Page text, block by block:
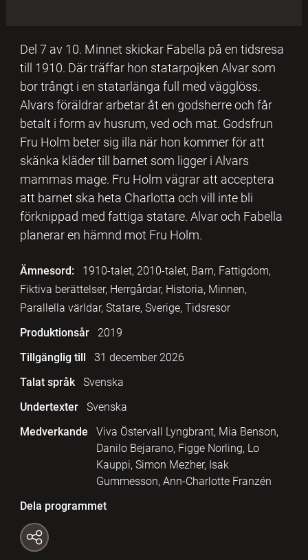
Del 7 av 10. Minnet skickar Fabella på en tidsresa
till 1910. Där träffar hon statarpojken Alvar som
bor trångt i en statarlänga full med vägglöss.
Alvars föräldrar arbetar åt en godsherre och får
betalt i form av husrum, ved och mat. Godsfrun
Fru Holm beter sig illa när hon kommer för att
skänka kläder till barnet som ligger i Alvars
mammas mage. Fru Holm vägrar att acceptera
att barnet ska heta Charlotta och vill inte bli
förknippad med fattiga statare. Alvar och Fabella
planerar en hämnd mot Fru Holm.
Ämnesord:
1910-talet, 2010-talet, Barn, Fattigdom,
Fiktiva berättelser, Herrgårdar, Historia, Minnen,
Parallella världar, Statare, Sverige, Tidsresor
Produktionsår
2019
Tillgänglig till
31 december 2026
Talat språk
Svenska
Undertexter
Svenska
Medverkande
Viva Östervall Lyngbrant, Mia Benson,
Danilo Bejarano, Figge Norling, Lo
Kauppi, Simon Mezher, Isak
Gummesson, Ann-Charlotte Franzén
Dela programmet